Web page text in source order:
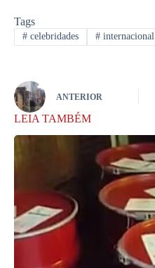
Tags
#celebridades #internacional
ANTERIOR
LEIA TAMBÉM